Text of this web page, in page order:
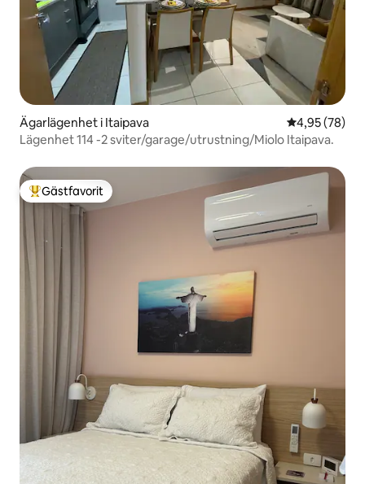
Ägarlägenhet i Itaipava 4,95 av 5 i
4,95 (78)
Lägenhet 114 -2 sviter/garage/utrustning/Miolo Itaipava.
Populär gästfavorit
Gästfavorit